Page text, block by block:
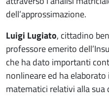
dell’approssimazione.
Luigi Lugiato, cittadino
professore emerito
che ha dato importanti
nonlineare ed ha
matematici relativi alla sua